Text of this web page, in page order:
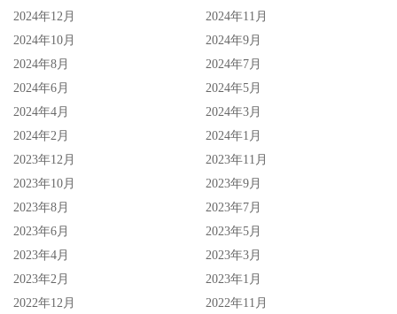
2024年12月
2024年11月
2024年10月
2024年9月
2024年8月
2024年7月
2024年6月
2024年5月
2024年4月
2024年3月
2024年2月
2024年1月
2023年12月
2023年11月
2023年10月
2023年9月
2023年8月
2023年7月
2023年6月
2023年5月
2023年4月
2023年3月
2023年2月
2023年1月
2022年12月
2022年11月